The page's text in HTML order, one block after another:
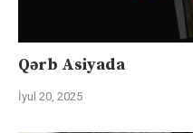
Qərb Asiyada
İyul 20, 2025